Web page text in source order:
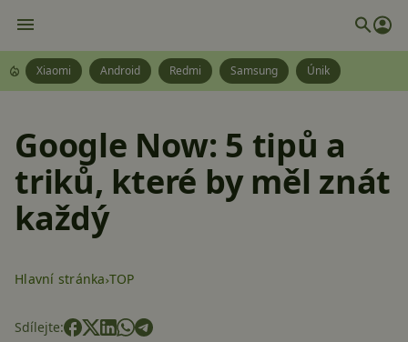
Xiaomi Android Redmi Samsung Únik
Google Now: 5 tipů a
triků, které by měl znát
každý
Hlavní stránka TOP
Sdílejte: